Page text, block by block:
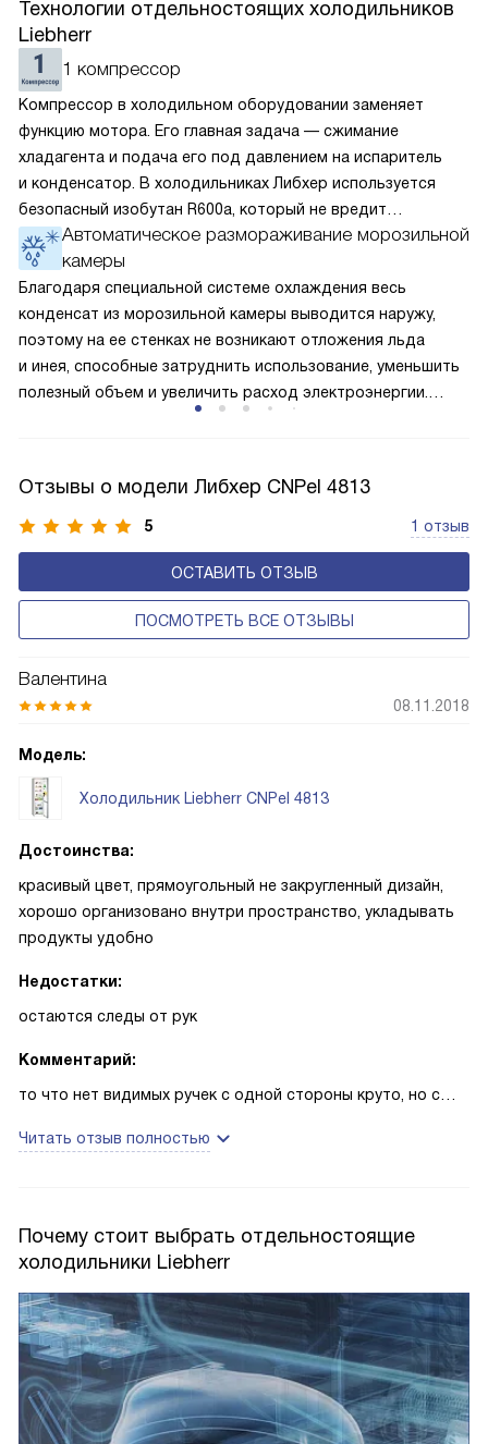
Технологии отдельностоящих холодильников
Liebherr
1 компрессор
Компрессор в холодильном оборудовании заменяет
функцию мотора. Его главная задача — сжимание
хладагента и подача его под давлением на испаритель
и конденсатор. В холодильниках Либхер используется
безопасный изобутан R600a, который не вредит
окружающей среде. Компрессор перегоняет его
по охладительному контуру по принципу насоса. Чем
лучше работает «мотор» прибора, тем качественнее
и быстрее происходит охлаждение, затрачивается
меньше электроэнергии.
Автоматическое размораживание морозильной
камеры
Благодаря специальной системе охлаждения весь
конденсат из морозильной камеры выводится наружу,
поэтому на ее стенках не возникают отложения льда
и инея, способные затруднить использование, уменьшить
полезный объем и увеличить расход электроэнергии.
Отзывы о модели Либхер CNPel 4813
5 1 отзыв
ОСТАВИТЬ ОТЗЫВ
ПОСМОТРЕТЬ ВСЕ ОТЗЫВЫ
Валентина
08.11.2018
Модель:
Холодильник Liebherr CNPel 4813
Достоинства:
красивый цвет, прямоугольный не закругленный дизайн,
хорошо организовано внутри пространство, укладывать
продукты удобно
Недостатки:
остаются следы от рук
Комментарий:
то что нет видимых ручек с одной стороны круто, но с
следы от рук убрать
Читать отзыв полностью
Почему стоит выбрать отдельностоящие
холодильники Liebherr